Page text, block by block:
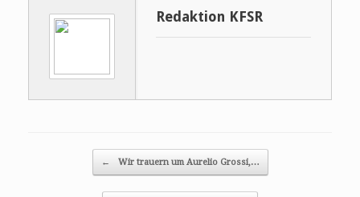
Redaktion KFSR
← Wir trauern um Aurelio Grossi,…